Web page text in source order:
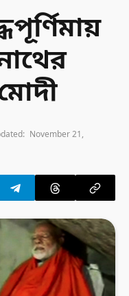
November 21,